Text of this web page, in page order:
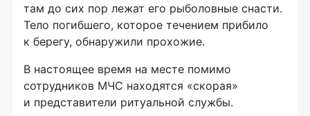
там до сих пор лежат его рыболовные снасти.
Тело погибшего, которое течением прибило
к берегу, обнаружили прохожие.
В настоящее время на месте помимо
сотрудников МЧС находятся «скорая»
и представители ритуальной службы.